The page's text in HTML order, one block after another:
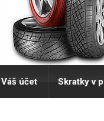
Váš účet Skratky v